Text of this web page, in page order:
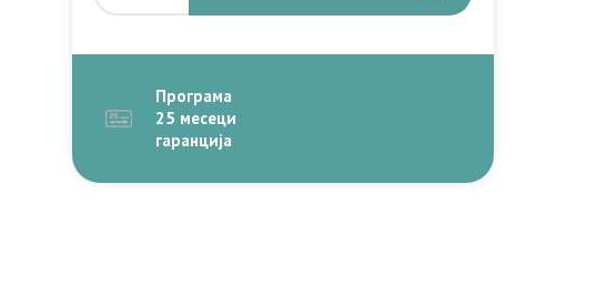
Програма
25 месеци
гаранција